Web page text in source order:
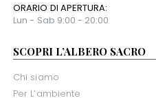
ORARIO DI APERTURA:
Lun - Sab 9:00 - 20:00
SCOPRI L’ALBERO SACRO
Chi siamo
Per L’ambiente